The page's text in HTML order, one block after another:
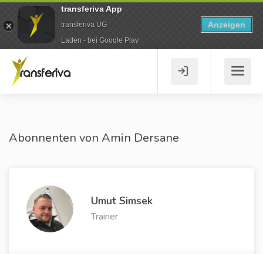
Abonnenten von Amin Dersane
Umut Simsek
Trainer
transferiva App
transferiva UG
Laden - bei Google Play
Anzeigen